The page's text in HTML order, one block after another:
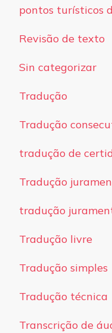
pontos turísticos
Revisão de texto
Sin categorizar
Tradução
Tradução
tradução de
Tradução
tradução
Tradução livre
Tradução simples
Tradução técnica
Transcrição de